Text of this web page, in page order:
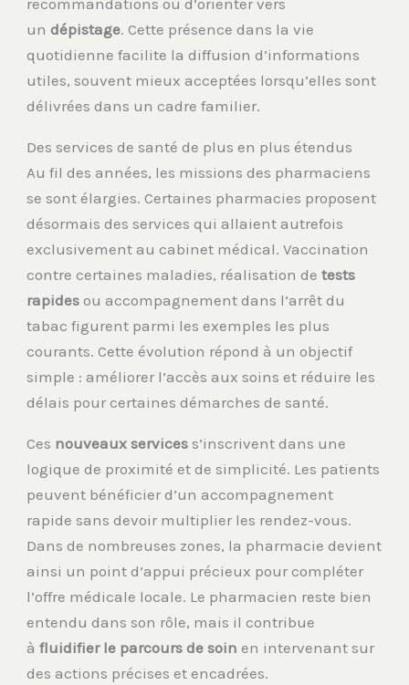
undépistage. Cette présence dans la vie
quotidienne facilite la diffusion d’informations
utiles, souvent mieux acceptées lorsqu’elles sont
délivrées dans un cadre familier.
Des services de santé de plus en plus étendus
Au fil des années, les missions des pharmaciens
se sont élargies. Certaines pharmacies proposent
désormais des services qui allaient autrefois
exclusivement au cabinet médical. Vaccination
contre certaines maladies, réalisation detests
rapides ou accompagnement dans l’arrêt du
tabac figurent parmi les exemples les plus
courants. Cette évolution répond à un objectif
simple : améliorer l’accès aux soins et réduire les
délais pour certaines démarches de santé.
Ces nouveaux services s’inscrivent dans une
logique de proximité et de simplicité. Les patients
peuvent bénéficier d’un accompagnement
rapide sans devoir multiplier les rendez-vous.
Dans de nombreuses zones, la pharmacie devient
ainsi un point d’appui précieux pour compléter
l’offre médicale locale. Le pharmacien reste bien
entendu dans son rôle, mais il contribue
àfluidifier le parcours de soin en intervenant sur
des actions précises et encadrées.